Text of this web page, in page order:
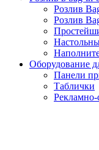
Розлив
Розлив
Оборудование
Панели
Таблички
Рекламно-